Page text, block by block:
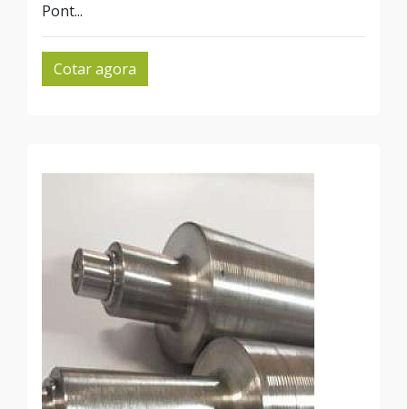
Pont...
Cotar agora